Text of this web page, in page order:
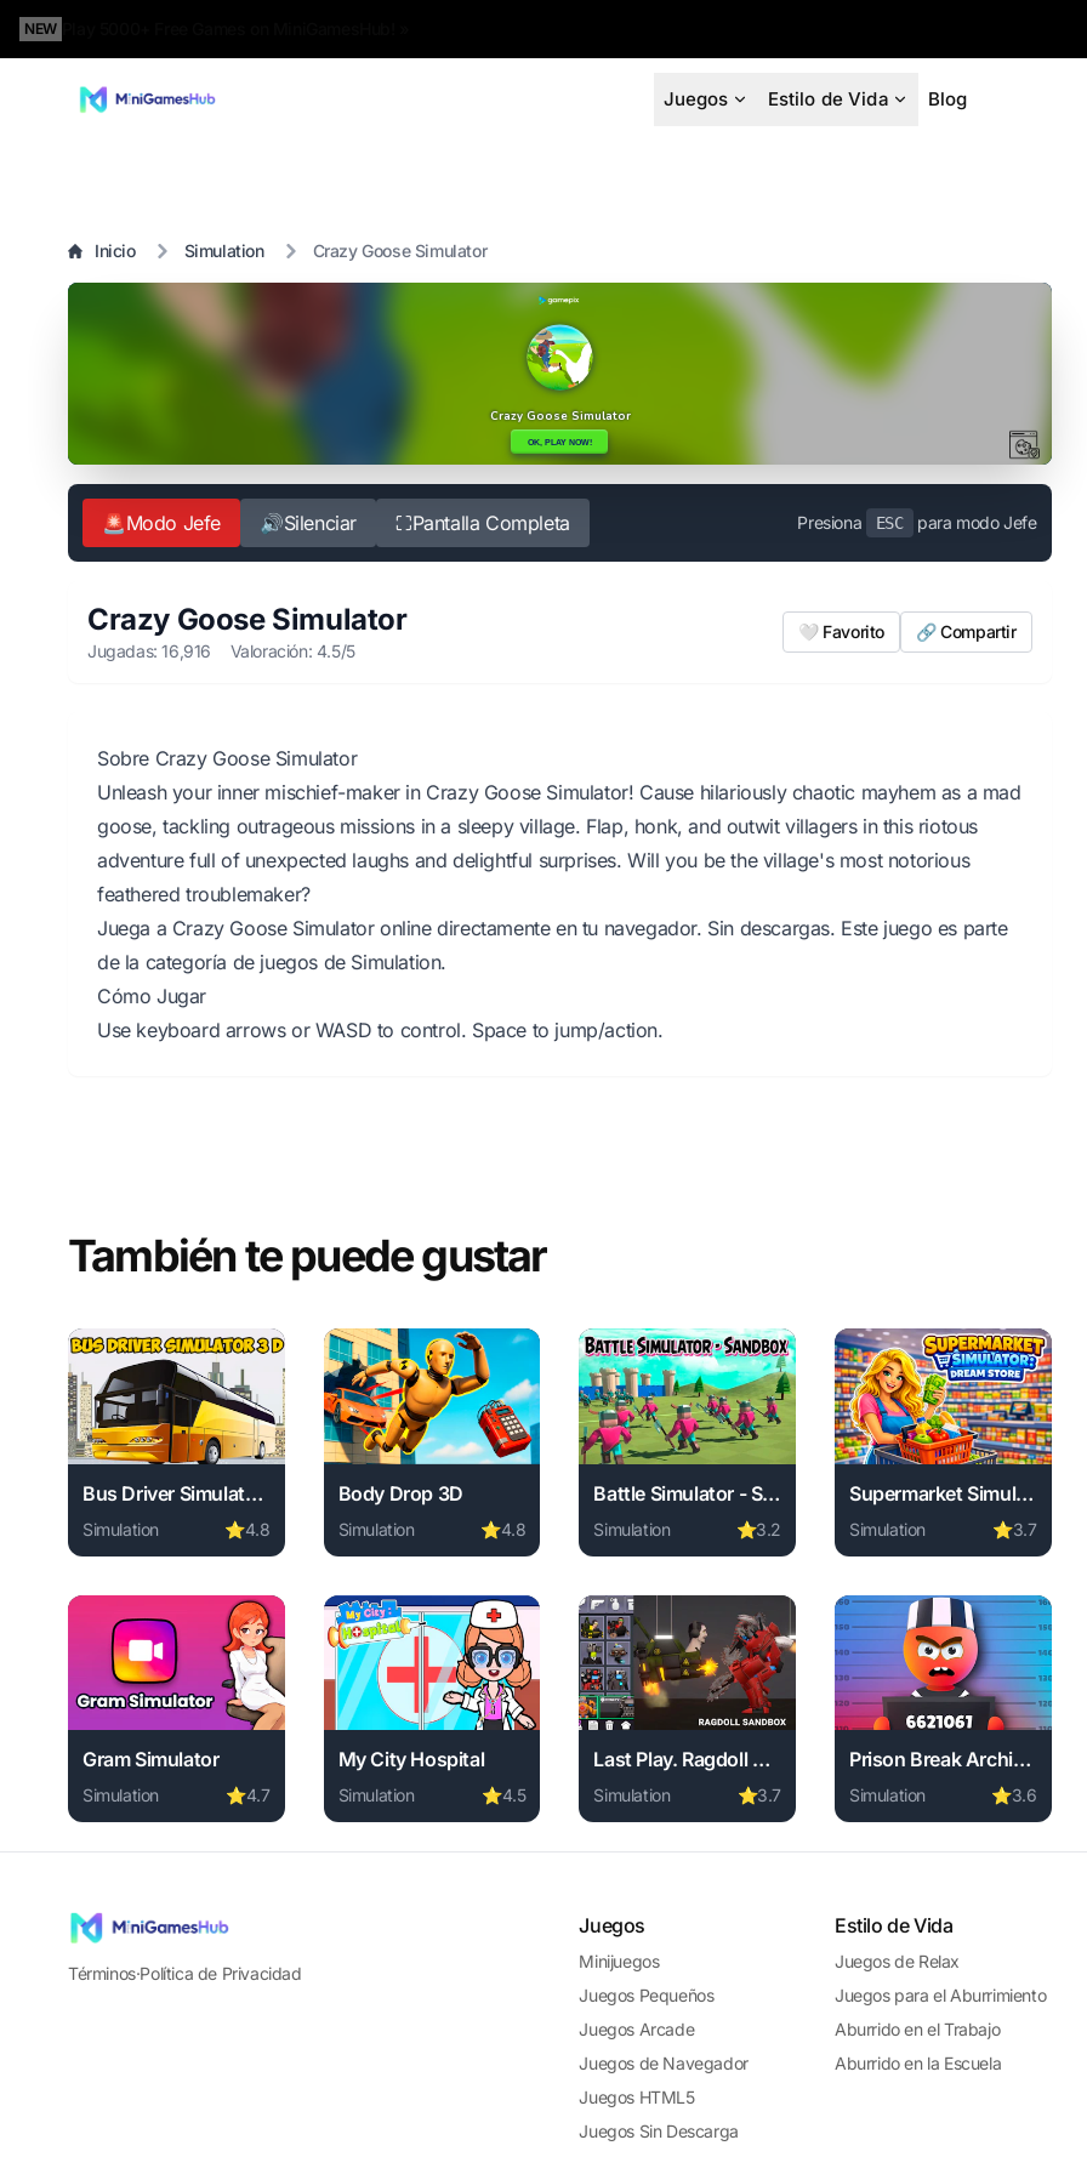
NEW
Juegos Estilo de Vida Blog
Inicio Simulation Crazy Goose Simulator
🚨Modo Jefe 🔊Silenciar ⛶Pantalla Completa Presiona ESC para modo Jefe
Crazy Goose Simulator
Jugadas: 16,916 Valoración: 4.5/5
🤍 Favorito 🔗 Compartir
Sobre Crazy Goose Simulator
Unleash your inner mischief-maker in Crazy Goose Simulator! Cause hilariously chaotic mayhem as a mad
goose, tackling outrageous missions in a sleepy village. Flap, honk, and outwit villagers in this riotous
adventure full of unexpected laughs and delightful surprises. Will you be the village's most notorious
feathered troublemaker?
Juega a Crazy Goose Simulator online directamente en tu navegador. Sin descargas. Este juego es parte
de la categoría de juegos de Simulation.
Cómo Jugar
Use keyboard arrows or WASD to control. Space to jump/action.
También te puede gustar
Bus Driver Simulator 3D
Simulation ⭐4.8
Play Bus Driver Simulator 3D online free. simulation game, no download required, instant play.
Body Drop 3D
Simulation ⭐4.8
Play Body Drop 3D online free. simulation game, no download required, instant play.
Battle Simulator - Sandbox
Simulation ⭐3.2
Play Battle Simulator - Sandbox online free. simulation
Supermarket Simulator Dream Store
Simulation ⭐3.7
Play Supermarket
Gram Simulator
Simulation ⭐4.7
Play Gram Simulator online free. simulation game, no download required, instant play.
My City Hospital
Simulation ⭐4.5
Play My City Hospital online free. simulation game, no download required, instant
Last Play. Ragdoll Sandbox
Simulation ⭐3.7
Play Last Play. Ragdoll Sandbox online free. simulation
Prison Break Architect Tycoon
Simulation ⭐3.6
Play Prison Break
Términos·Política de Privacidad
Juegos
Minijuegos
Juegos Pequeños
Juegos Arcade
Juegos de Navegador
Juegos HTML5
Juegos Sin Descarga
Estilo de Vida
Juegos de Relax
Juegos para el Aburrimiento
Aburrido en el Trabajo
Aburrido en la Escuela